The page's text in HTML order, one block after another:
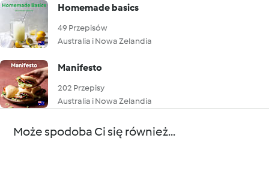
Homemade basics
49 Przepisów
Australia i Nowa Zelandia
Manifesto
202 Przepisy
Australia i Nowa Zelandia
Może spodoba Ci się również...